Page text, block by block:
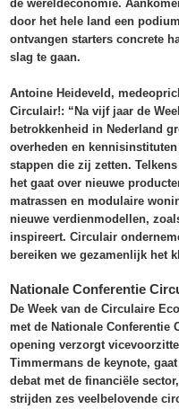
de wereldeconomie.
door het hele land een
ontvangen starters concrete
slag te gaan.
Antoine Heideveld,
Circulair!: “Na vijf jaar de
betrokkenheid in Nederland
overheden en
stappen die zij zetten.
het gaat over nieuwe
matrassen en modulaire
nieuwe verdienmodellen,
inspireert. Circulair
bereiken we gezamenlijk het
Nationale Conferentie
De Week van de Circulaire
met de Nationale Conferentie
opening verzorgt
Timmermans de keynote,
debat met de financiële
strijden zes veelbelovende